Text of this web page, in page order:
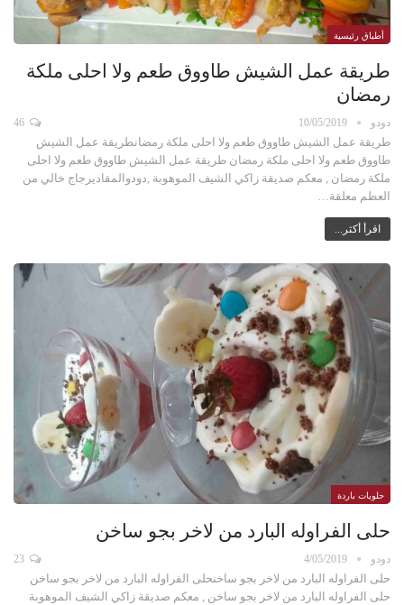
أطباق رئيسية
طريقة عمل الشيش طاووق طعم ولا احلى ملكة
رمضان
دودو 10/05/2019
طريقة عمل الشيش طاووق طعم ولا احلى ملكة رمضانطريقة عمل الشيش
طاووق طعم ولا احلى ملكة رمضان طريقة عمل الشيش طاووق طعم ولا احلى
ملكة رمضان , معكم صديقة زاكي الشيف الموهوبة ,دودوالمقاديرجاج خالي من
العظم معلقة…
اقرأ أكثر...
حلويات باردة
حلى الفراوله البارد من لاخر بجو ساخن
دودو 4/05/2019
حلى الفراوله البارد من لاخر بجو ساخنحلى الفراوله البارد من لاخر بجو ساخن
حلى الفراوله البارد من لاخر بجو ساخن , معكم صديقة زاكي الشيف الموهوبة